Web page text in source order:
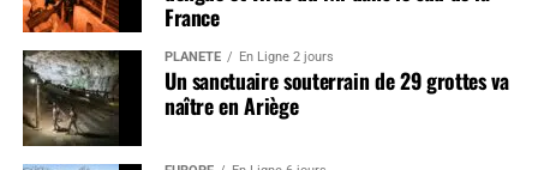
France
PLANÈTE En Ligne 2 jours
Un sanctuaire souterrain de 29 grottes va
naître en Ariège